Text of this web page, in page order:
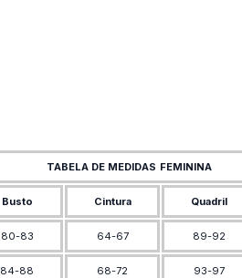
TABELA DE MEDIDAS FEMININA
Busto Cintura Quadril
80-83 64-67 89-92
84-88 68-72 93-97